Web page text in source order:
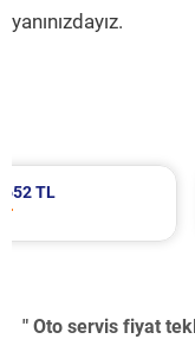
yanınızdayız.
" Oto servis fiyat